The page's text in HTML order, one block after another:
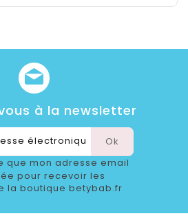
à la newsletter
que mon adresse email
pour recevoir les
la boutique betybab.fr